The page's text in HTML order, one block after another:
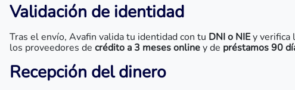
Validación de identidad
Tras el envío, Avafin valida tu identidad con tu DNI o NIEy verifica
los proveedores de crédito a 3 meses onliney de préstamos 90
Recepción del dinero